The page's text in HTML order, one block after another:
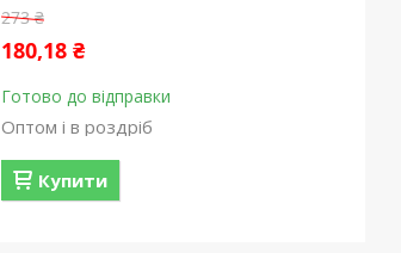
273 ₴
180,18 ₴
Готово до відправки
Оптом і в роздріб
Купити